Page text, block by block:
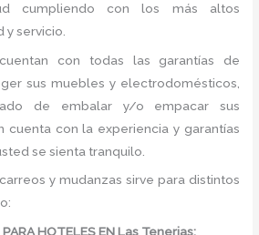
cumpliendo con los más altos
servicio.
con todas las garantías de
sus muebles y electrodomésticos,
de embalar y/o empacar sus
cuenta con la experiencia y garantías
se sienta tranquilo.
y mudanzas sirve para distintos
HOTELES EN Las Tenerias: